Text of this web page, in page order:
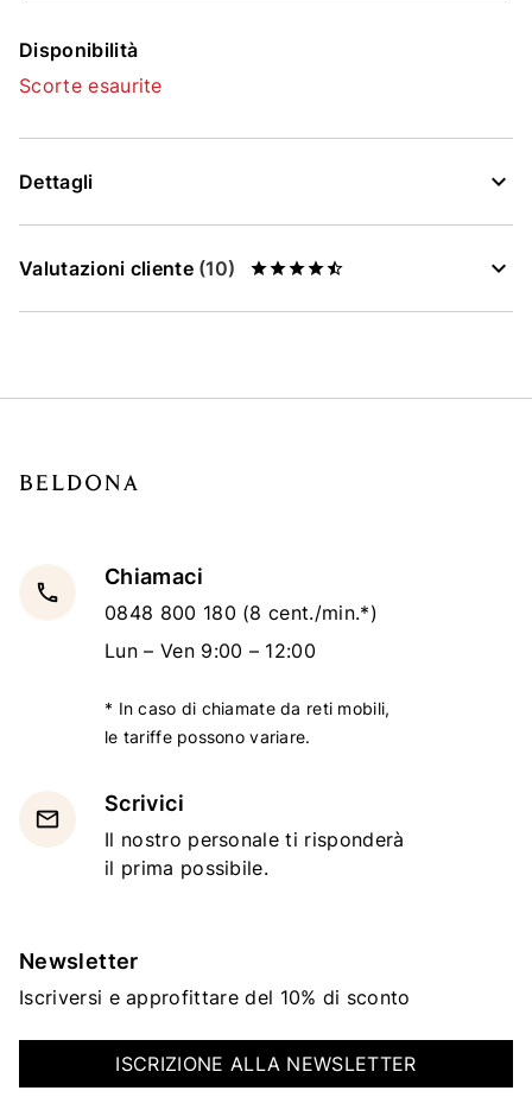
Disponibilità
Scorte esaurite
Dettagli
Valutazioni cliente (10)
local_phone
Chiamaci
0848 800 180 (8 cent./min.*)
Lun – Ven 9:00 – 12:00
* In caso di chiamate da reti mobili,
le tariffe possono variare.
email
Scrivici
Il nostro personale ti risponderà
il prima possibile.
Newsletter
Iscriversi e approfittare del 10% di sconto
ISCRIZIONE ALLA NEWSLETTER